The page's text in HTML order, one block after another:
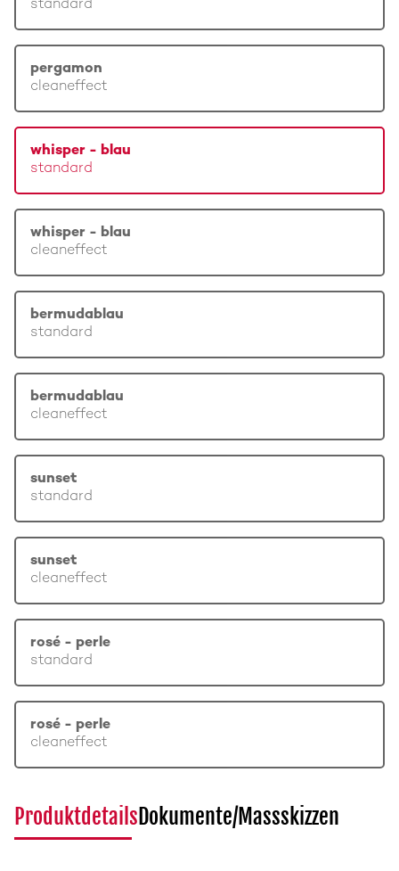
standard
pergamon
cleaneffect
whisper - blau
standard
whisper - blau
cleaneffect
bermudablau
standard
bermudablau
cleaneffect
sunset
standard
sunset
cleaneffect
rosé - perle
standard
rosé - perle
cleaneffect
ProduktdetailsDokumente/Massskizzen